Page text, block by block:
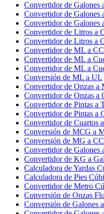
Convertidor de Galones
Convertidor de Galones
Convertidor de Galones
Convertidor de Litros a
Convertidor de Litros a
Convertidor de ML a CC
Convertidor de ML a
Convertidor de ML a
Conversión de ML a UL
Convertidor de Onzas a
Convertidor de Onzas a
Convertidor de Pintas a
Convertidor de Pintas a
Convertidor de Cuartos
Conversión de MCG a
Conversión de MG a CC
Convertidor de Galones
Convertidor de KG a
Calculadora de Yardas
Calculadora de Pies
Convertidor de Metro
Conversión de Onzas
Conversión de Galones